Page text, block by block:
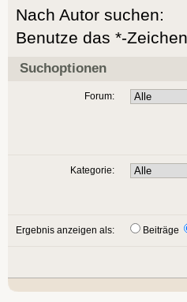
Nach Autor suchen:
Benutze das *-
Suchoptionen
Forum:
Kategorie:
Ergebnis anzeigen als: Beiträge